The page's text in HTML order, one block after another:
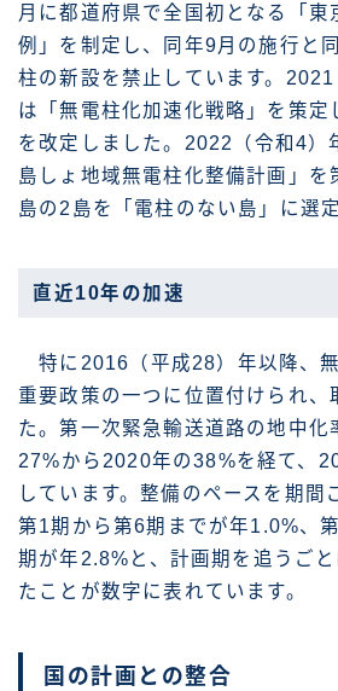
月に都道府県で全国初となる「東
例」を制定し、同年9月の施行と
柱の新設を禁止しています。
は「無電柱化加速化戦略」を策定
を改定しました。2022（令和4）
島しょ地域無電柱化整備計画」を
島の2島を「電柱のない島」に選
直近10年の加速
特に2016（平成28）年以降、
重要政策の一つに位置付けられ、
た。第一次緊急輸送道路の地中化
27%から2020年の38%を経て、
しています。整備のペースを期間
第1期から第6期までが年1.0%、
期が年2.8%と、計画期を追うご
たことが数字に表れています。
国の計画との整合